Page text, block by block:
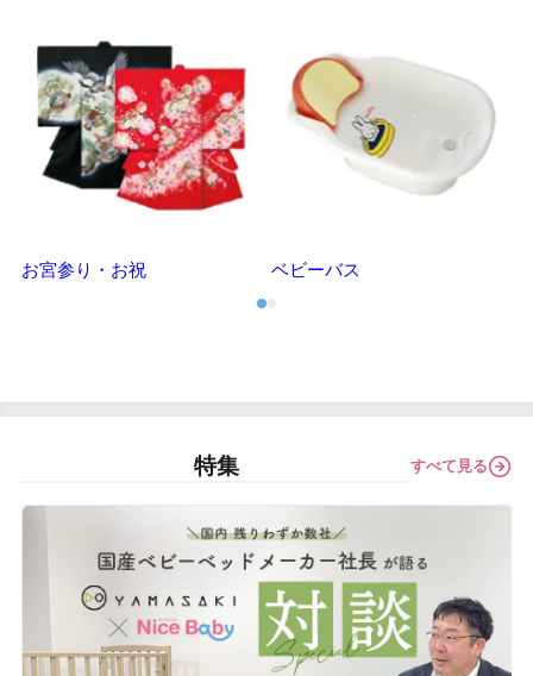
お宮参り・お祝 ベビーバス
特集 すべて見る